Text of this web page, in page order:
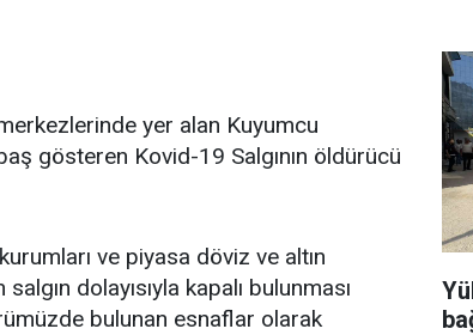
yer alan Kuyumcu
gösteren Kovid-19 Salgının öldürücü
ve piyasa döviz ve altın
dolayısıyla kapalı bulunması
bulunan esnaflar olarak